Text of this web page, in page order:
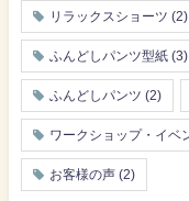
リラックスショーツ (2)
ふんどしパンツ型紙 (3)
ふんどしパンツ (2)
ワークショップ・イベ
お客様の声 (2)